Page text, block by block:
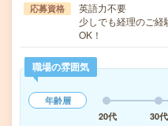
応募資格
英語力不要
少しでも経理のご
OK！
職場の雰囲気
年齢層
20代
30代